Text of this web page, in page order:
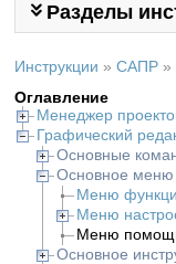
Разделы
Инструкции » САПР »
Оглавление
Менеджер
Графический
Основные
Основное меню
Меню
Меню
Меню
Основное